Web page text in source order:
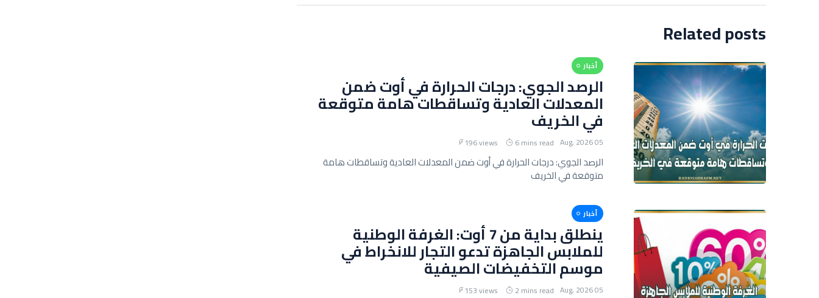
Related posts
أخبار
الرصد الجوي: درجات الحرارة في أوت ضمن
المعدلات العادية وتساقطات هامة متوقعة
في الخريف
05 Aug, 2026
6 mins read
196 views
الرصد الجوي: درجات الحرارة في أوت ضمن المعدلات العادية وتساقطات هامة
متوقعة في الخريف
أخبار
ينطلق بداية من 7 أوت: الغرفة الوطنية
للملابس الجاهزة تدعو التجار للانخراط في
موسم التخفيضات الصيفية
05 Aug, 2026
2 mins read
153 views